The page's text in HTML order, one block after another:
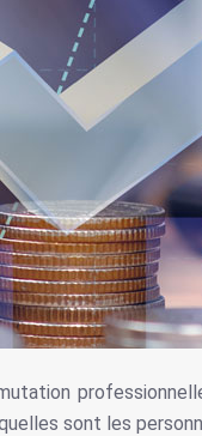
sont les